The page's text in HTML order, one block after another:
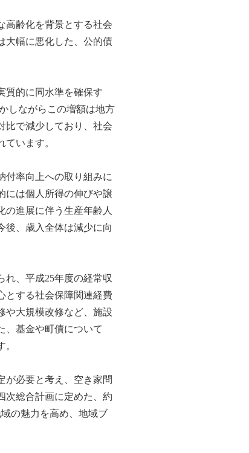
高齢化を背景とする社会
大幅に悪化した、公的債
質的に同水準を確保す
しながらこの増額は地方
比で減少しており、社会
います。
付率向上への取り組みに
には個人所得の伸びや譲
の進展に伴う生産年齢人
後、歳入全体は減少に向
れ、平成25年度の経常収
とする社会保障関連経費
や大規模改修など、施設
、基金や町債について
が必要と考え、空き家問
次総合計画に定めた、約
の魅力を高め、地域ブ